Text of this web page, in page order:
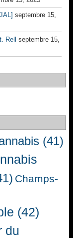
septembre 15,
Rell
septembre 15,
(41)
Champs-
(42)
du